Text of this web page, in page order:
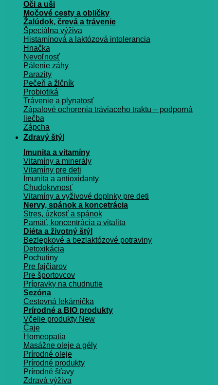
Oči a uši
Močové cesty a obličky
Žalúdok, črevá a trávenie
Špeciálna výživa
Histamínová a laktózová intolerancia
Hnačka
Nevoľnosť
Pálenie záhy
Parazity
Pečeň a žlčník
Probiotiká
Trávenie a plynatosť
Zápalové ochorenia tráviaceho traktu – podporná
liečba
Zápcha
Zdravý štýl
Imunita a vitamíny
Vitamíny a minerály
Vitamíny pre deti
Imunita a antioxidanty
Chudokrvnosť
Vitamíny a vyživové doplnky pre deti
Nervy, spánok a koncetrácia
Stres, úzkosť a spánok
Pamäť, koncentrácia a vitalita
Diéta a životný štýl
Bezlepkové a bezlaktózové potraviny
Detoxikácia
Pochutiny
Pre fajčiarov
Pre športovcov
Prípravky na chudnutie
Sezóna
Cestovná lekárnička
Prírodné a BIO produkty
Včelie produkty
Čaje
Homeopatia
Masážne oleje a gély
Prírodné oleje
Prírodné produkty
Prírodné šťavy
Zdravá výživa